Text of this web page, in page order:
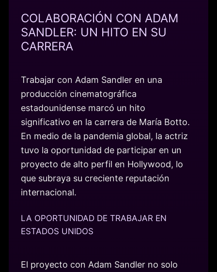
COLABORACIÓN CON ADAM
SANDLER: UN HITO EN SU
CARRERA
Trabajar con Adam Sandler en una
producción cinematográfica
estadounidense marcó un hito
significativo en la carrera de María Botto.
En medio de la pandemia global, la actriz
tuvo la oportunidad de participar en un
proyecto de alto perfil en Hollywood, lo
que subraya su creciente reputación
internacional.
LA OPORTUNIDAD DE TRABAJAR EN
ESTADOS UNIDOS
El proyecto con Adam Sandler no solo